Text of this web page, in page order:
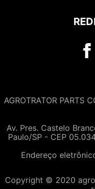
AGROTRATOR PARTS
Av. Pres. Castelo
Paulo/SP - CEP
Endereço
Copyright © 2020